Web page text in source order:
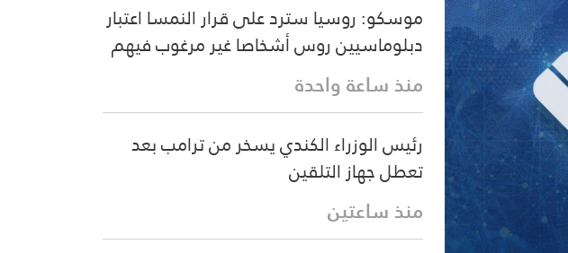
موسكو: روسيا سترد على قرار النمسا اعتبار
دبلوماسيين روس أشخاصا غير مرغوب فيهم
منذ ساعة واحدة
رئيس الوزراء الكندي يسخر من ترامب بعد
تعطل جهاز التلقين
منذ ساعتين